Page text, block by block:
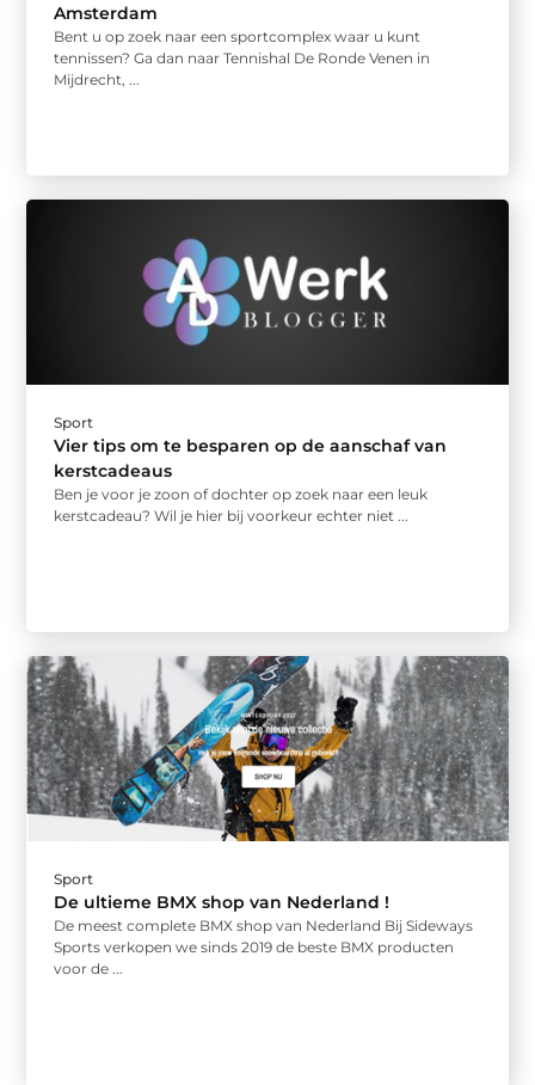
Amsterdam
Bent u op zoek naar een sportcomplex waar u kunt
tennissen? Ga dan naar Tennishal De Ronde Venen in
Mijdrecht, ...
Sport
Vier tips om te besparen op de aanschaf van
kerstcadeaus
Ben je voor je zoon of dochter op zoek naar een leuk
kerstcadeau? Wil je hier bij voorkeur echter niet ...
Sport
De ultieme BMX shop van Nederland !
De meest complete BMX shop van Nederland Bij Sideways
Sports verkopen we sinds 2019 de beste BMX producten
voor de ...